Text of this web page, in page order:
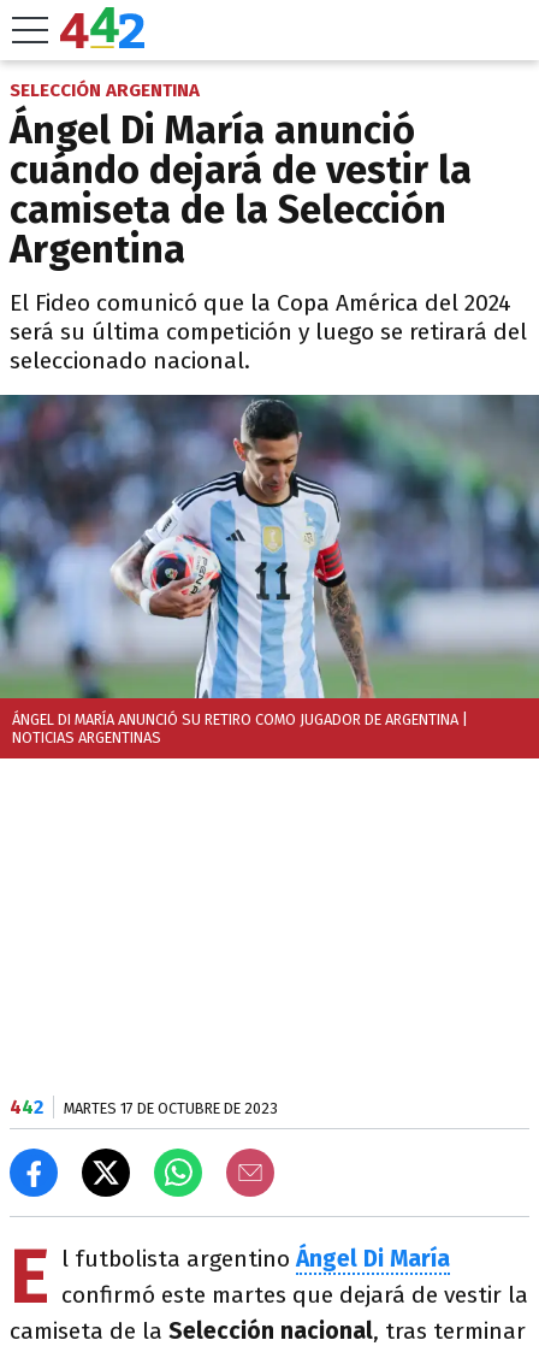
SELECCIÓN ARGENTINA
Ángel Di María anunció
cuándo dejará de vestir la
camiseta de la Selección
Argentina
El Fideo comunicó que la Copa América del 2024
será su última competición y luego se retirará del
seleccionado nacional.
ÁNGEL DI MARÍA ANUNCIÓ SU RETIRO COMO JUGADOR DE ARGENTINA
NOTICIAS ARGENTINAS
442 MARTES 17 DE OCTUBRE DE 2023
E l futbolista argentinoÁngel Di María
confirmó este martes que dejará de vestir la
camiseta de la Selección nacional, tras terminar